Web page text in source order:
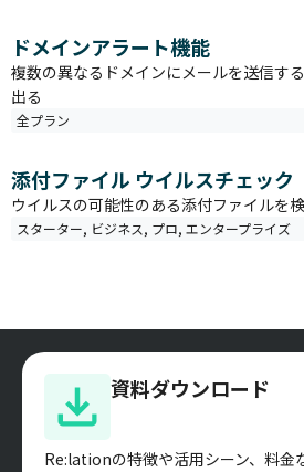
ドメインアラート機能
複数の異なるドメインにメールを送信す
出る
全プラン
添付ファイル ウイルスチェック
ウイルスの可能性のある添付ファイルを
スターター, ビジネス, プロ, エンタープライズ
資料ダウンロード
Re:lationの特徴や活用シーン、料金